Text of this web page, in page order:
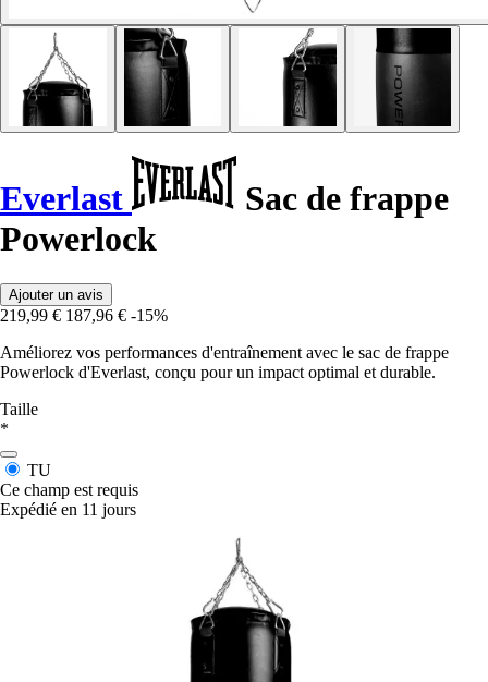
Everlast
Sac de frappe
Powerlock
Ajouter un avis
219,99 € 187,96 € -15%
Améliorez vos performances d'entraînement avec le sac de frappe
Powerlock d'Everlast, conçu pour un impact optimal et durable.
Taille
*
TU
Ce champ est requis
Expédié en 11 jours